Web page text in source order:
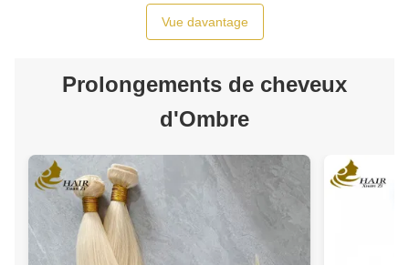
Vue davantage
Prolongements de cheveux
d'Ombre